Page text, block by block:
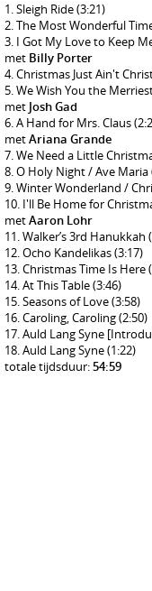
Sleigh Ride(3:21)
The Most Wonderful
I Got My Love to Keep
met Billy Porter
Christmas Just Ain't
We Wish You the
met Josh Gad
A Hand for Mrs. Claus
metAriana Grande
We Need a Little
O Holy Night / Ave Maria
Winter Wonderland /
I'll Be Home for
metAaron Lohr
Walker’s 3rd Hanukkah
Ocho Kandelikas(3:17)
Christmas Time Is Here
At This Table(3:46)
Seasons of Love(3:58)
Caroling, Caroling(2:50)
Auld Lang Syne
Auld Lang Syne(1:22)
totale tijdsduur:54:59